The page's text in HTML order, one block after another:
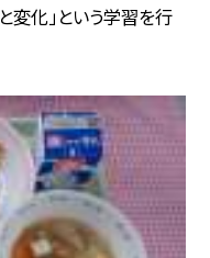
変化」という学習を行